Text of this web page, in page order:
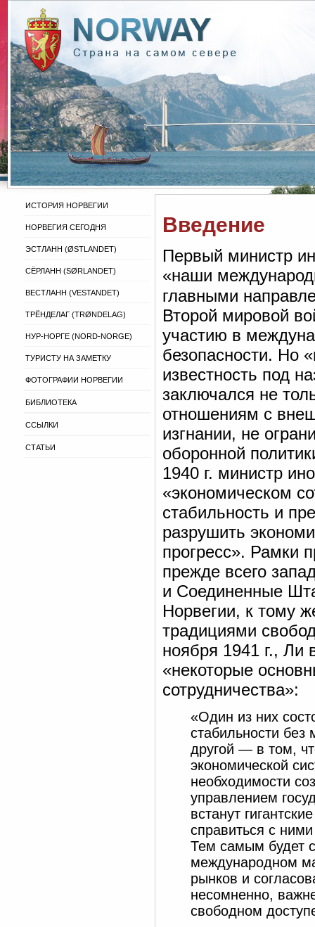
ИСТОРИЯ НОРВЕГИИ
НОРВЕГИЯ СЕГОДНЯ
ЭСТЛАНН (ØSTLANDET)
СЁРЛАНН (SØRLANDET)
ВЕСТЛАНН (VESTANDET)
ТРЁНДЕЛАГ (TRØNDELAG)
НУР-НОРГЕ (NORD-NORGE)
ТУРИСТУ НА ЗАМЕТКУ
ФОТОГРАФИИ НОРВЕГИИ
БИБЛИОТЕКА
ССЫЛКИ
СТАТЬИ
Введение
Первый министр
«наши
главными
Второй мировой
участию в
безопасности. Но
известность под
заключался не
отношениям с
изгнании, не
оборонной
1940 г. министр
«экономическом
стабильность и
разрушить
прогресс». Рамки
прежде всего
и Соединенные
Норвегии, к тому
традициями
ноября 1941 г., Ли
«некоторые
сотрудничества»:
«Один из них
стабильности без
другой — в том,
экономической
необходимости
управлением
встанут
справиться с
Тем самым будет
международном
рынков и
несомненно,
свободном